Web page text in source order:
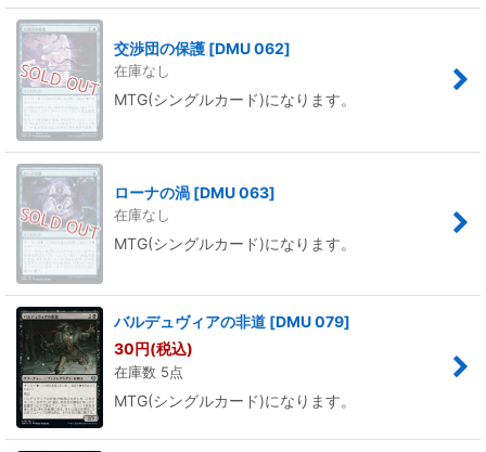
交渉団の保護 [DMU 062]
在庫なし
MTG(シングルカード)になります。
ローナの渦 [DMU 063]
在庫なし
MTG(シングルカード)になります。
バルデュヴィアの非道 [DMU 079]
30円(税込)
在庫数 5点
MTG(シングルカード)になります。